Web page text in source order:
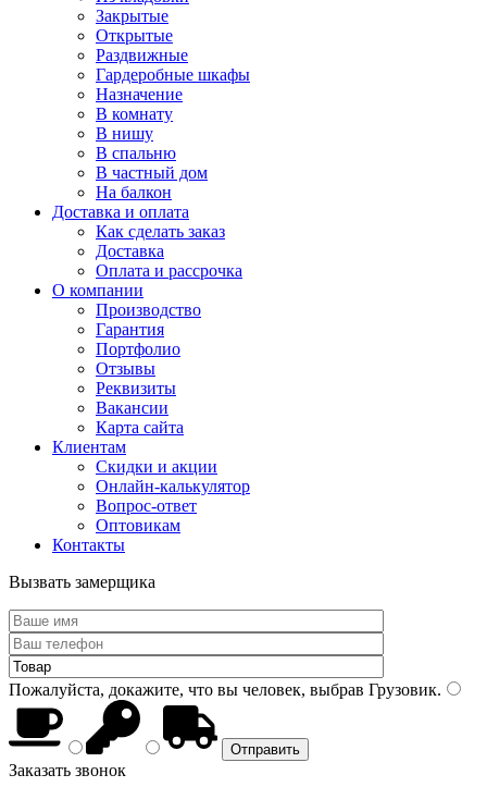
Закрытые
Открытые
Раздвижные
Гардеробные шкафы
Назначение
В комнату
В нишу
В спальню
В частный дом
На балкон
Доставка и оплата
Как сделать заказ
Доставка
Оплата и рассрочка
О компании
Производство
Гарантия
Портфолио
Отзывы
Реквизиты
Вакансии
Карта сайта
Клиентам
Скидки и акции
Онлайн-калькулятор
Вопрос-ответ
Оптовикам
Контакты
Вызвать замерщика
Пожалуйста, докажите, что вы человек, выбрав Грузовик.
Заказать звонок